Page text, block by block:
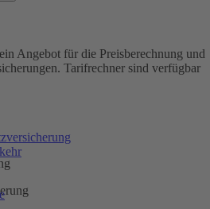
Angebot für die Preisberechnung und
Tarifrechner sind verfügbar